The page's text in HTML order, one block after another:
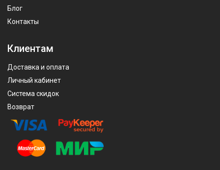
Блог
Контакты
Клиентам
Доставка и оплата
Личный кабинет
Система скидок
Возврат